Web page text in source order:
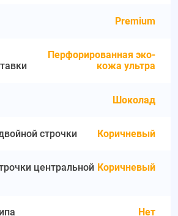
Premium
Перфорированная эко-
кожа ультра
Шоколад
строчки Коричневый
центральной Коричневый
Нет